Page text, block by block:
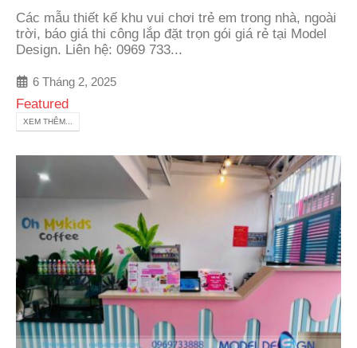
Các mẫu thiết kế khu vui chơi trẻ em trong nhà, ngoài
trời, báo giá thi công lắp đặt trọn gói giá rẻ tại Model
Design. Liên hệ: 0969 733...
6 Tháng 2, 2025
Featured
XEM THÊM...